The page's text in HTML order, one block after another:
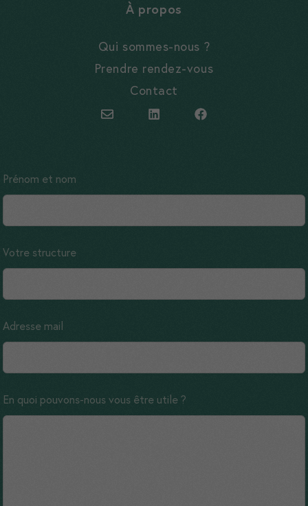
À propos
Qui sommes-nous ?
Prendre rendez-vous
Contact
Leave
this
blank
Prénom et nom
Votre structure
Adresse mail
En quoi pouvons-nous vous être utile ?